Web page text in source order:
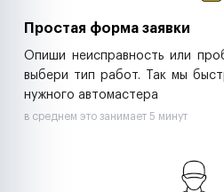
Простая форма заявки
Опиши неисправность или
выбери тип работ. Так мы
нужного автомастера
в среднем это занимает 5 минут